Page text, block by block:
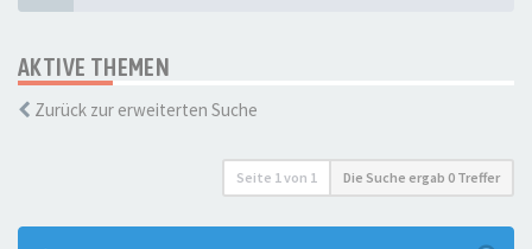
AKTIVE THEMEN
Zurück zur erweiterten Suche
Seite 1von 1 Die Suche ergab 0 Treffer